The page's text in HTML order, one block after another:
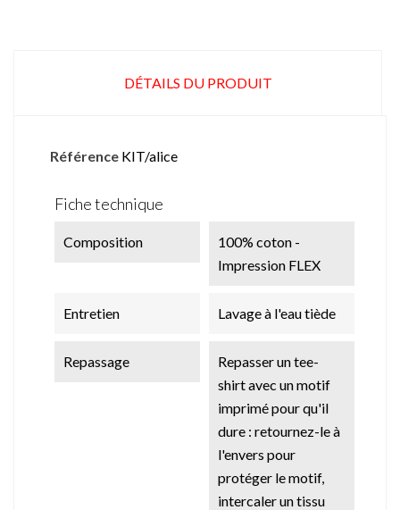
DÉTAILS DU PRODUIT
Référence KIT/alice
Fiche technique
Composition
100% coton -
Impression FLEX
Entretien Lavage à l'eau tiède
Repassage
Repasser un tee-
shirt avec un motif
imprimé pour qu'il
dure : retournez-le à
l'envers pour
protéger le motif,
intercaler un tissu